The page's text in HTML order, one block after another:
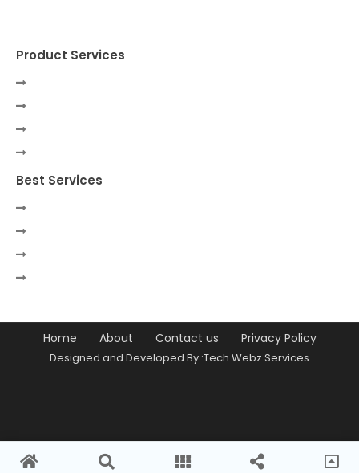
Product Services
Best Services
Home About Contact us Privacy Policy
Designed and Developed By :Tech Webz Services